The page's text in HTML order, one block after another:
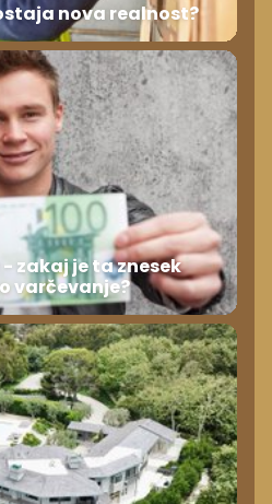
nova realnost?
- zakaj je ta znesek
varčevanje?